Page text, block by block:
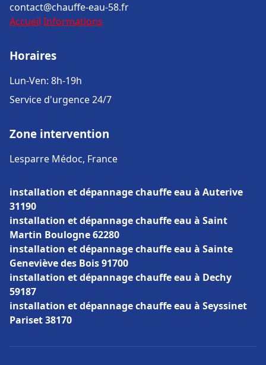
contact@chauffe-eau-58.fr
Accueil Informations
Horaires
Lun-Ven: 8h-19h
Service d'urgence 24/7
Zone intervention
Lesparre Médoc, France
installation et dépannage chauffe eau à Auterive
31190
installation et dépannage chauffe eau à Saint
Martin Boulogne 62280
installation et dépannage chauffe eau à Sainte
Geneviève des Bois 91700
installation et dépannage chauffe eau à Dechy
59187
installation et dépannage chauffe eau à Seyssinet
Pariset 38170